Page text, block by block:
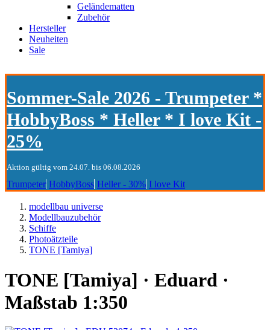
Geländematten
Zubehör
Hersteller
Neuheiten
Sale
Sommer-Sale 2026 - Trumpeter *
HobbyBoss * Heller * I love Kit -
25%
Aktion gültig vom 24.07. bis 06.08.2026
Trumpeter HobbyBoss Heller - 30% I love Kit
modellbau universe
Modellbauzubehör
Schiffe
Photoätzteile
TONE [Tamiya]
TONE [Tamiya] · Eduard ·
Maßstab 1:350